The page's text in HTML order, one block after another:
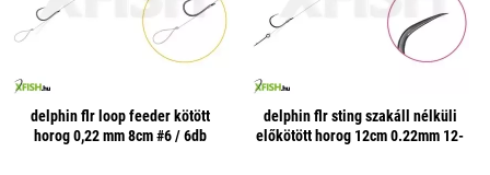
delphin flr loop feeder kötött
horog 0,22 mm 8cm #6 / 6db
delphin flr sting szakáll nélküli
előkötött horog 12cm 0.22mm 12-